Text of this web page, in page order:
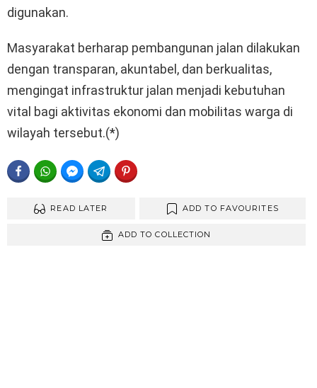
digunakan.
Masyarakat berharap pembangunan jalan dilakukan
dengan transparan, akuntabel, dan berkualitas,
mengingat infrastruktur jalan menjadi kebutuhan
vital bagi aktivitas ekonomi dan mobilitas warga di
wilayah tersebut.(*)
FACEBOOKWHATSAPPFACEBOOK MESSENGER
TELEGRAM
READ LATER ADD TO FAVOURITES
ADD TO COLLECTION